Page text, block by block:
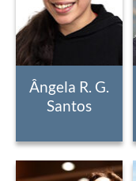
Ângela R. G.
Santos